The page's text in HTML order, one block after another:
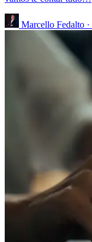
Marcello Fedalto ·